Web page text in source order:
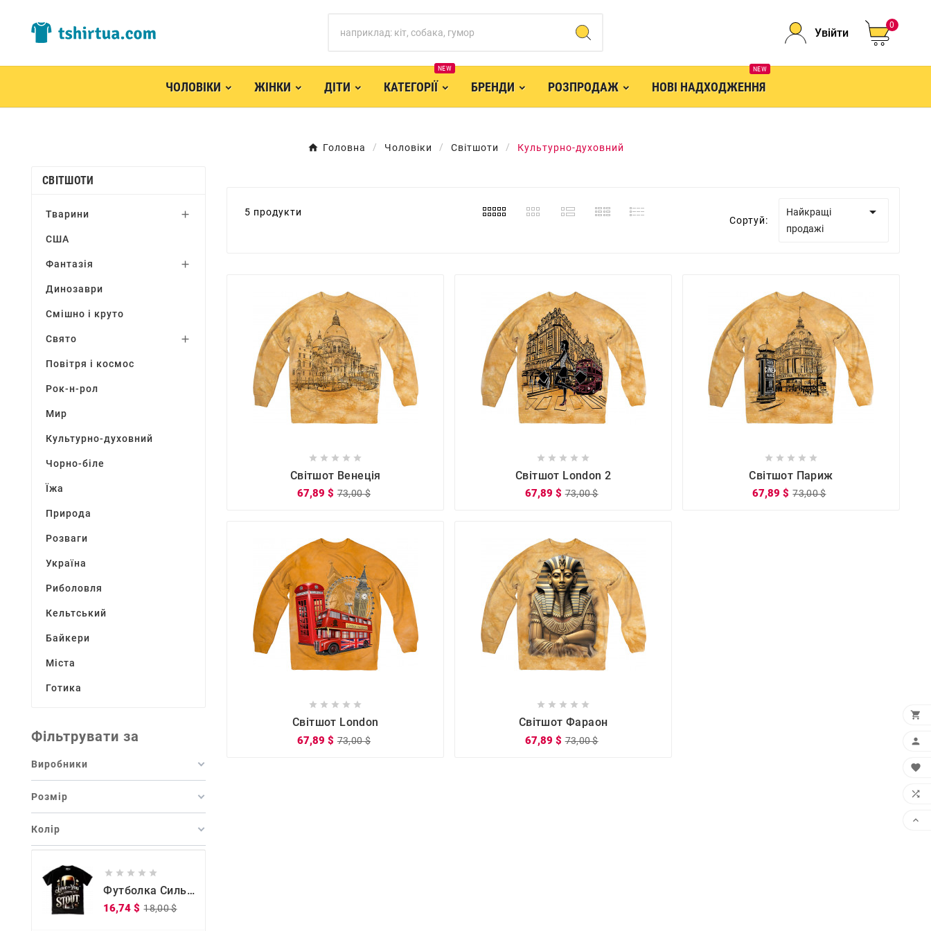
Увійти
0
ЧОЛОВІКИ ЖІНКИ ДІТИ КАТЕГОРІЇ
NEW
БРЕНДИ РОЗПРОДАЖ НОВІ НАДХОДЖЕННЯ
NEW
Головна Чоловіки Світшоти Культурно-духовний
СВІТШОТИ
Тварини 
США
Фантазія 
Динозаври
Смішно і круто
Свято 
Повітря і космос
Рок-н-рол
Мир
Культурно-духовний
Чорно-біле
Їжа
Природа
Розваги
Україна
Риболовля
Кельтський
Байкери
Міста
Готика
Фільтрувати за
Виробники
Розмір
Колір
    
Футболка Сильна, Як Міцне Кохання
16,74 $ 18,00 $
5 продукти
Сортуй:
Найкращі
продажі

    
Світшот Венеція
67,89 $ 73,00 $
    
Світшот London 2
67,89 $ 73,00 $
    
Світшот Париж
67,89 $ 73,00 $
    
Світшот London
67,89 $ 73,00 $
    
Світшот Фараон
67,89 $ 73,00 $




